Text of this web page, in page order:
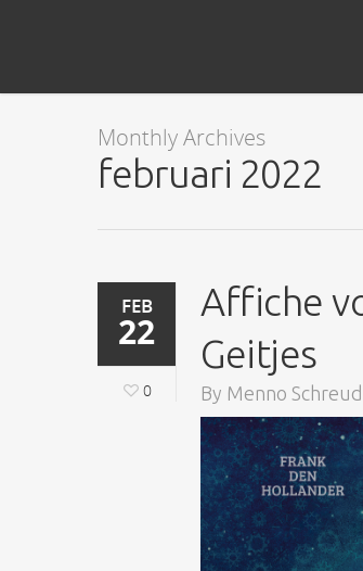
Monthly Archives
februari 2022
FEB
22
0
Affiche
Geitjes
By Menno